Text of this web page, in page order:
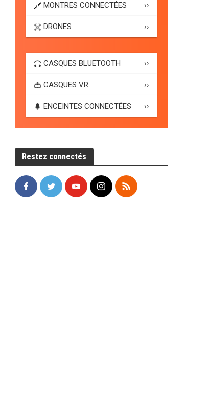
MONTRES CONNECTÉES ››
DRONES ››
CASQUES BLUETOOTH ››
CASQUES VR ››
ENCEINTES CONNECTÉES ››
Restez connectés